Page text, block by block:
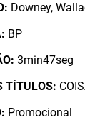
Downey,
BP
3min47seg
TÍTULOS:
Promocional